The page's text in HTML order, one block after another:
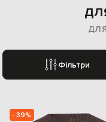
Фільтри
- 39%